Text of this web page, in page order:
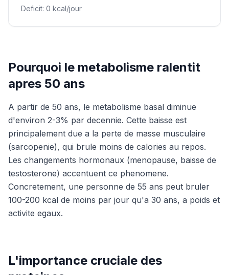
Deficit: 0 kcal/jour
Pourquoi le metabolisme ralentit
apres 50 ans
A partir de 50 ans, le metabolisme basal diminue
d'environ 2-3% par decennie. Cette baisse est
principalement due a la perte de masse musculaire
(sarcopenie), qui brule moins de calories au repos.
Les changements hormonaux (menopause, baisse de
testosterone) accentuent ce phenomene.
Concretement, une personne de 55 ans peut bruler
100-200 kcal de moins par jour qu'a 30 ans, a poids et
activite egaux.
L'importance cruciale des